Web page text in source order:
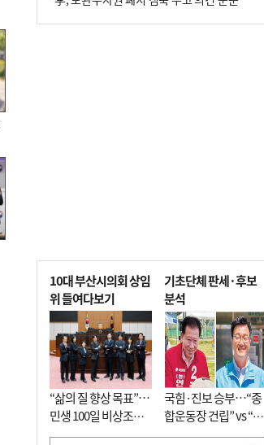
10대 부산시의회 상임
위 들여다보기
“삶의 질 향상 목표”…
민생 100일 비상조치
면밀 심사
기초단체 판세·후보
분석
국힘·진보 승부…“종
합운동장 건립” vs “출
근 공공버스 도입”